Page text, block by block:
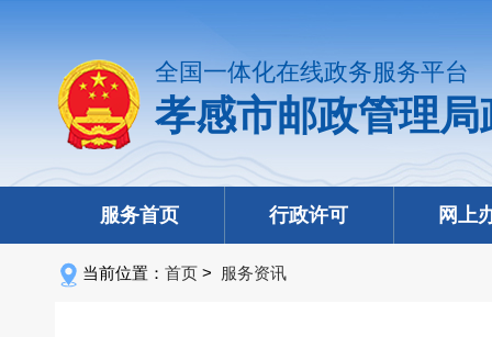
全国一体化在线政务服务平台
孝感市邮政管理
服务首页 行政许可 网上
当前位置： 首页 > 服务资讯